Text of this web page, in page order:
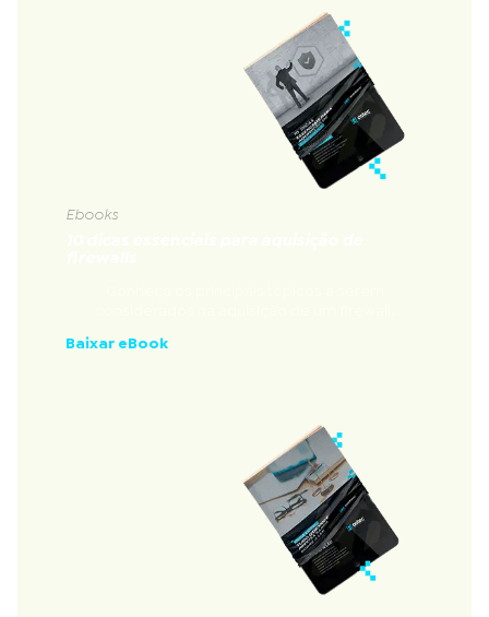
Ebooks
Baixar eBook